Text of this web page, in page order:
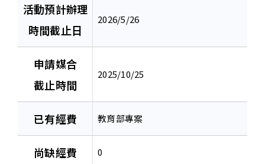
活動預計辦理
時間截止日
2026/5/26
申請媒合
截止時間
2025/10/25
已有經費 教育部專案
尚缺經費 0